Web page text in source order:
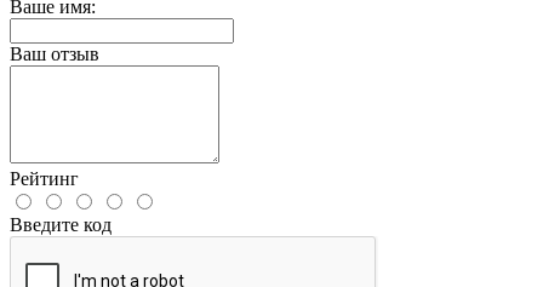
Ваше имя:
Ваш отзыв
Рейтинг
Введите код